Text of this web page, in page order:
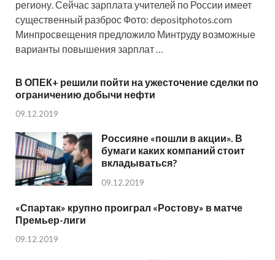
региону. Сейчас зарплата учителей по России имеет
существенный разброс Фото: depositphotos.com
Минпросвещения предложило Минтруду возможные
варианты повышения зарплат …
В ОПЕК+ решили пойти на ужесточение сделки по
ограничению добычи нефти
09.12.2019
Россияне «пошли в акции». В
бумаги каких компаний стоит
вкладываться?
09.12.2019
«Спартак» крупно проиграл «Ростову» в матче
Премьер-лиги
09.12.2019